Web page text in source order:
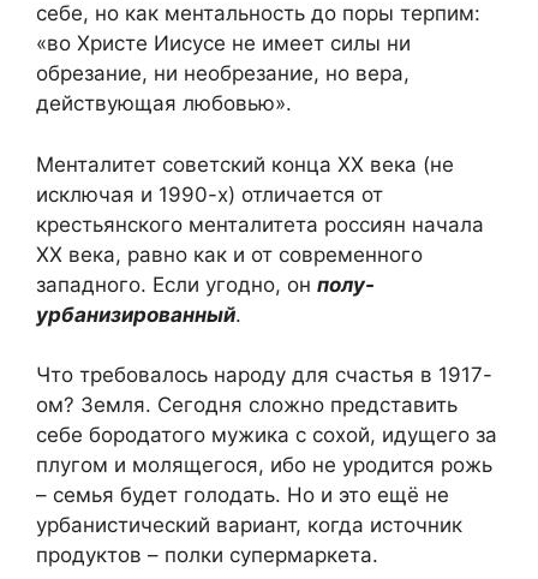
себе, но как ментальность до поры терпим:
«во Христе Иисусе не имеет силы ни
обрезание, ни необрезание, но вера,
действующая любовью».
Менталитет советский конца ХХ века (не
исключая и 1990-х) отличается от
крестьянского менталитета россиян начала
ХХ века, равно как и от современного
западного. Если угодно, он полу-
урбанизированный.
Что требовалось народу для счастья в 1917-
ом? Земля. Сегодня сложно представить
себе бородатого мужика с сохой, идущего за
плугом и молящегося, ибо не уродится рожь
– семья будет голодать. Но и это ещё не
урбанистический вариант, когда источник
продуктов – полки супермаркета.